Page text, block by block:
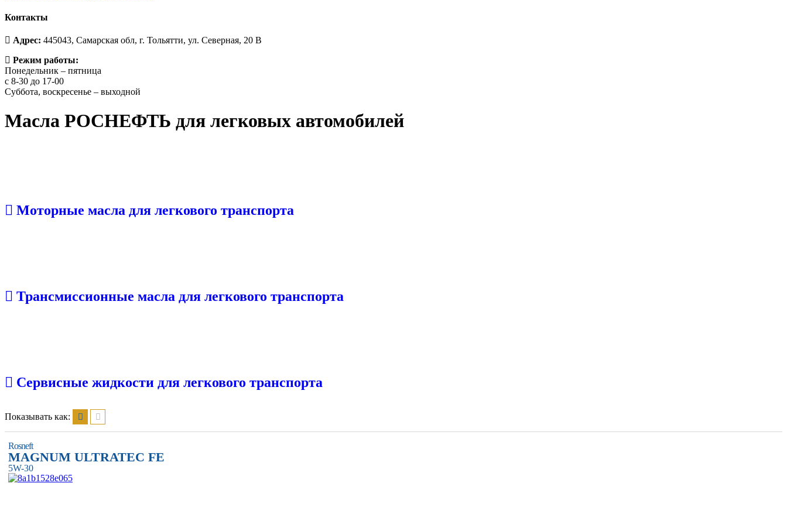
Контакты
Адрес: 445043, Самарская обл, г. Тольятти, ул. Северная, 20 В
Режим работы:
Понедельник – пятница
с 8-30 до 17-00
Суббота, воскресенье – выходной
Масла РОСНЕФТЬ для легковых автомобилей
Моторные масла для⁣ легкового транспорта
Трансмиссионные масла для легкового транспорта
Сервисные жидкости для легкового транспорта
Показывать как:
Rosneft
MAGNUM ULTRATEC FE
5W-30